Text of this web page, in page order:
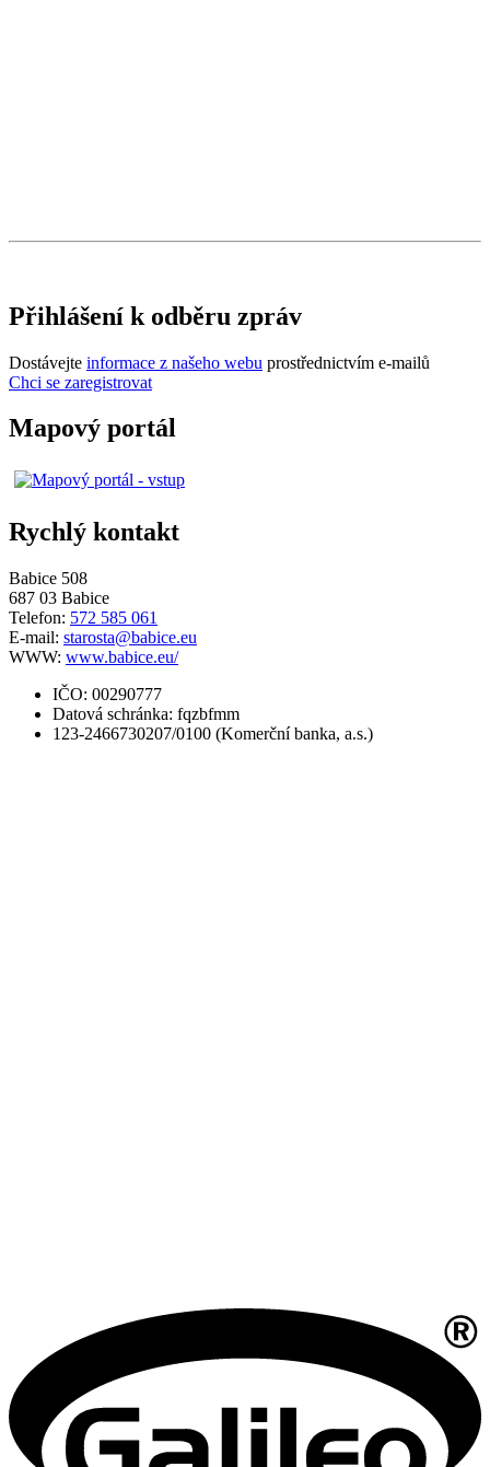
Přihlášení k odběru zpráv
Dostávejte informace z našeho webu prostřednictvím e-mailů
Chci se zaregistrovat
Mapový portál
Rychlý kontakt
Babice 508
687 03 Babice
Telefon: 572 585 061
E-mail: starosta@babice.eu
WWW: www.babice.eu/
IČO: 00290777
Datová schránka: fqzbfmm
123-2466730207/0100 (Komerční banka, a.s.)